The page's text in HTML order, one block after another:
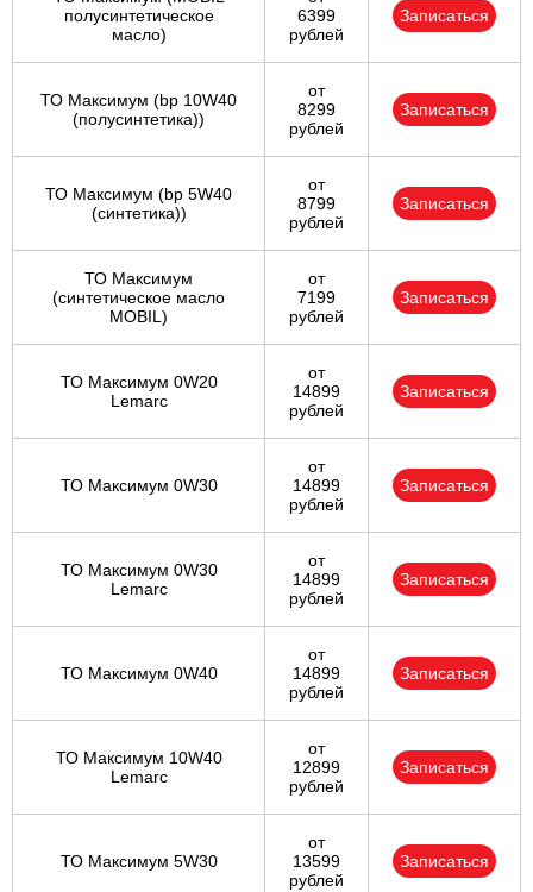
полуcинтетическое
масло)
6399
рублей
Записаться
ТО Максимум (bp 10W40
(полусинтетика))
от
8299
рублей
Записаться
ТО Максимум (bp 5W40
(синтетика))
от
8799
рублей
Записаться
ТО Максимум
(cинтетическое масло
MOBIL)
от
7199
рублей
Записаться
ТО Максимум 0W20
Lemarc
от
14899
рублей
Записаться
ТО Максимум 0W30
от
14899
рублей
Записаться
ТО Максимум 0W30
Lemarc
от
14899
рублей
Записаться
ТО Максимум 0W40
от
14899
рублей
Записаться
ТО Максимум 10W40
Lemarc
от
12899
рублей
Записаться
ТО Максимум 5W30
от
13599
рублей
Записаться